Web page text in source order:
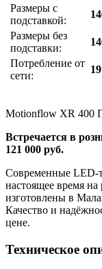
Размеры с
подставкой:
Размеры без
подставки:
Потребление от
сети:
Motionflow XR 400
Встречается в
121 000 руб.
Современные LED-
настоящее время
изготовлены в
Качество и
цене.
Техническое